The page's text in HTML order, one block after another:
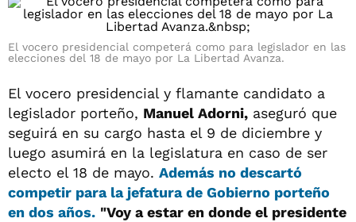
El vocero presidencial competerá como para legislador en las
elecciones del 18 de mayo por La Libertad Avanza.
El vocero presidencial y flamante candidato a
legislador porteño, Manuel Adorni, aseguró que
seguirá en su cargo hasta el 9 de diciembre y
luego asumirá en la legislatura en caso de ser
electo el 18 de mayo. Además no descartó
competir para la jefatura de Gobierno porteño
en dos años. "Voy a estar en donde el presidente